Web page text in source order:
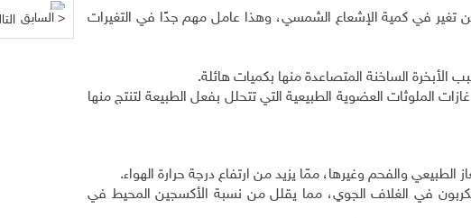
تغير في كمية الإشعاع الشمسي، وهذا عامل مهم جدًا في التغيرات
الأبخرة الساخنة المتصاعدة منها بكميات هائلة.
الملوثات العضوية الطبيعية التي تتحلل بفعل الطبيعة لتنتج منها
الطبيعي والفحم وغيرها، ممّا يزيد من ارتفاع درجة حرارة الهواء.
في الغلاف الجوي، مما يقلل من نسبة الأكسجين المحيط في
< السابق >